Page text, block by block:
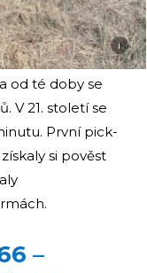
i
od té doby se
V 21. století se
První pick-
si pověst
–